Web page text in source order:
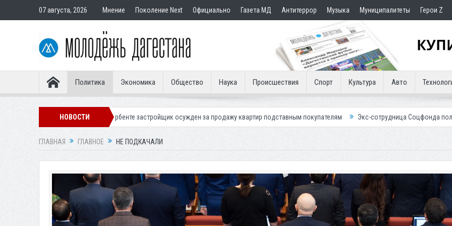
07 августа, 2026 Мнение Поколение Next Официально Газета МД Антитеррор Музыка Муниципалитеты Герои Z
Политика Экономика Общество Наука Происшествия Спорт Культура Авто
НОВОСТИ
Дербенте застройщик осужден за продажу квартир подставным покупателям Экс-сотрудница Соцфонда получила срок за обман клиентов
ГЛАВНАЯ ГЛАВНОЕ НЕ ПОДКАЧАЛИ